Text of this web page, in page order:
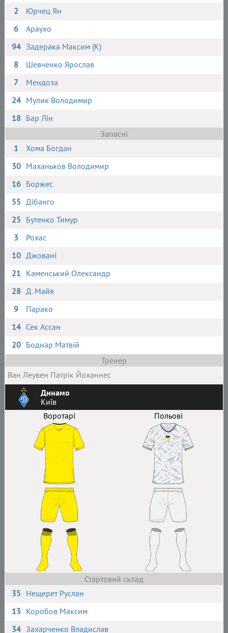
2
Юрчец Ян
6
Араухо
94 Задерака Максим (К)
8
Шевченко Ярослав
7
Мендоза
24 Мулик Володимир
18 Бар Лін
Запасні
1
Хома Богдан
30 Маханьков Володимир
16 Боржес
55 Дібанго
25 Бутенко Тимур
3
Рохас
10 Джовані
21 Каменський Олександр
28 Д. Майя
9
Парако
14 Сек Ассан
20 Боднар Матвій
Тренер
Ван Леувен Патрік Йоханнес
Динамо
Київ
Воротарі
Польові
Стартовий склад
35 Нещерет Руслан
13 Коробов Максим
34 Захарченко Владислав